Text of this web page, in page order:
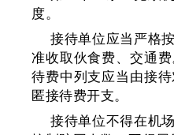
度。
接待单位应当严格
准收取伙食费、交通
待费中列支应当由接
匿接待费开支。
接待单位不得在机